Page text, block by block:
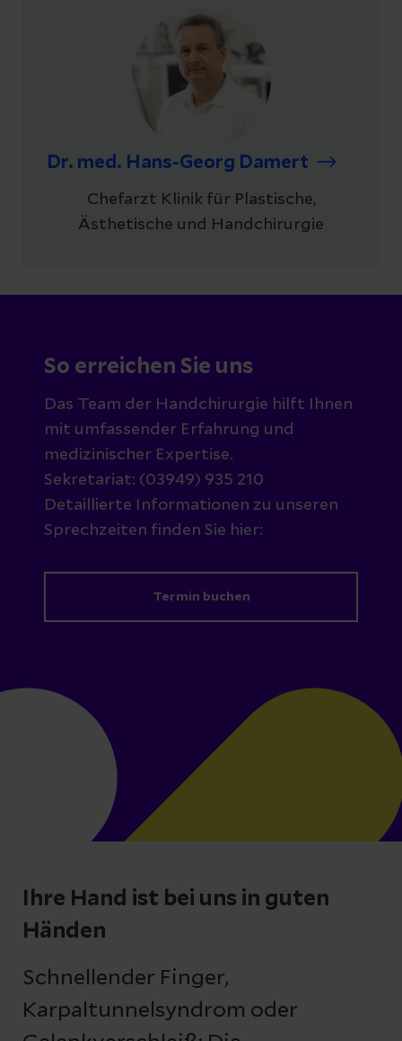
Dr. med. Hans-Georg Damert
Chefarzt Klinik für Plastische,
Ästhetische und Handchirurgie
So erreichen Sie uns
Das Team der Handchirurgie hilft Ihnen
mit umfassender Erfahrung und
medizinischer Expertise.
Sekretariat: (03949) 935 210
Detaillierte Informationen zu unseren
Sprechzeiten finden Sie hier:
Termin buchen
Ihre Hand ist bei uns in guten
Händen
Schnellender Finger,
Karpaltunnelsyndrom oder